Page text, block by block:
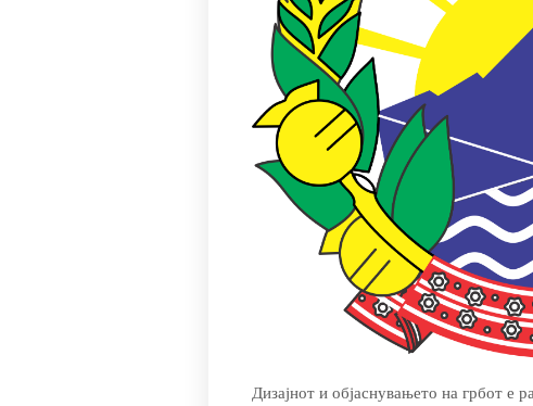
Дизајнот и објаснувањето на грбот е